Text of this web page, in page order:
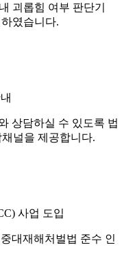
괴롭힘 여부 판단기
였습니다.
상담하실 수 있도록 법
널을 제공합니다.
사업 도입
대재해처벌법 준수 인